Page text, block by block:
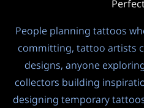
Auto (langue d'entrée)
Température ?
Controls LLM model creativity
People planning tattoos
committing, tattoo artists
designs, anyone
collectors building
designing temporary